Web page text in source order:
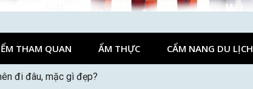
THAM QUAN ẨM THỰC CẨM NANG DU LỊCH
đi đâu, mặc gì đẹp?